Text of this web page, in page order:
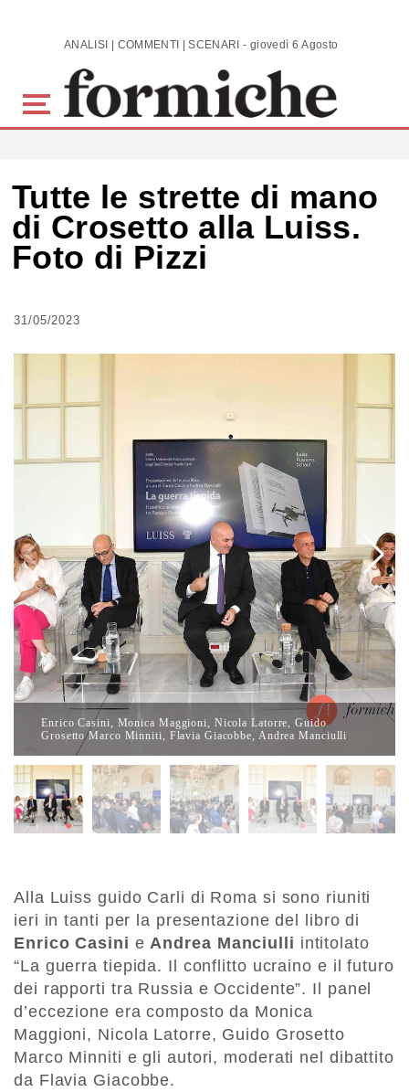
Skip to main content ANALISI | COMMENTI | SCENARI - giovedì 6 Agosto 2026
Tutte le strette di mano
di Crosetto alla Luiss.
Foto di Pizzi
31/05/2023
Enrico Casini, Monica Maggioni, Nicola Latorre, Guido
Grosetto Marco Minniti, Flavia Giacobbe, Andrea Manciulli
Alla Luiss guido Carli di Roma si sono riuniti
ieri in tanti per la presentazione del libro di
Enrico Casini eAndrea Manciulli intitolato
“La guerra tiepida. Il conflitto ucraino e il futuro
dei rapporti tra Russia e Occidente”. Il panel
d’eccezione era composto da Monica
Maggioni, Nicola Latorre, Guido Grosetto
Marco Minniti e gli autori, moderati nel dibattito
da Flavia Giacobbe.